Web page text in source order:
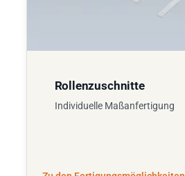
Rollenzuschnitte
Individuelle Maßanfertigung